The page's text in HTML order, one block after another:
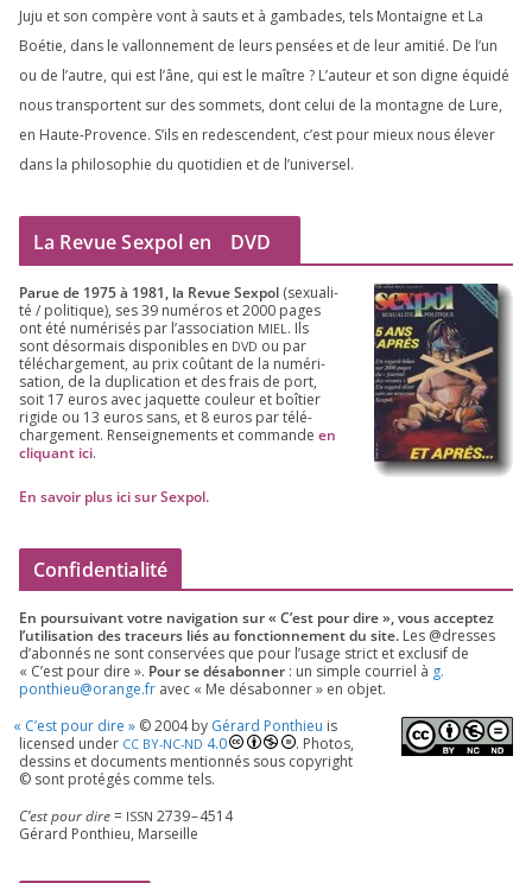
Juju et son com­père vont à sauts et à gam­bades, tels Montaigne et La
Boétie, dans le val­lon­ne­ment de leurs pen­sées et de leur ami­tié. De l’un
ou de l’autre, qui est l’âne, qui est le maître ? L’auteur et son digne équi­dé
nous trans­portent sur des som­mets, dont celui de la mon­tagne de Lure,
en Haute-Provence. S’ils en redes­cendent, c’est pour mieux nous éle­ver
dans la phi­lo­so­phie du quo­ti­dien et de l’universel.
La Revue Sexpol en DVD
Parue de 1975à 1981, la Revue Sex­pol (sexua­li­
té /​ poli­tique), ses39 numé­ros et2000 pages
ont été numé­ri­sés par l’as­so­cia­tion MIEL. Ils
sont désor­mais dis­po­nibles en DVD ou par
télé­char­ge­ment, au prix coû­tant de la numé­ri­
sa­tion, de la dupli­ca­tion et des frais de port,
soit 17 euros avec jaquette cou­leur et boî­tier
rigide ou 13 euros sans, et 8 euros par télé­
char­ge­ment. Ren­sei­gne­ments et com­mande en
cli­quant ici.
En savoir plus ici sur Sexpol.
Confidentialité
En pour­sui­vant votre navi­ga­tion sur « C’est pour dire », vous accep­tez
l’utilisation des tra­ceurs liés au fonc­tion­ne­ment du site. Les @dresses
d’a­bon­nés ne sont conser­vées que pour l’u­sage strict et exclu­sif de
« C’est pour dire ». Pour se désa­bon­ner : un simple cour­riel à g.​
ponthieu@​orange.​fr avec « Me désa­bon­ner » en objet.
« C’est pour dire » ©2004by Gérard Ponthieu is
licen­sed under CC BY-NC-ND 4.0
. Photos,
des­sins et docu­ments men­tion­nés sous copy­right
© sont pro­té­gés comme tels.
C’est pour dire= ISSN 2739–4514
Gérard Ponthieu, Marseille